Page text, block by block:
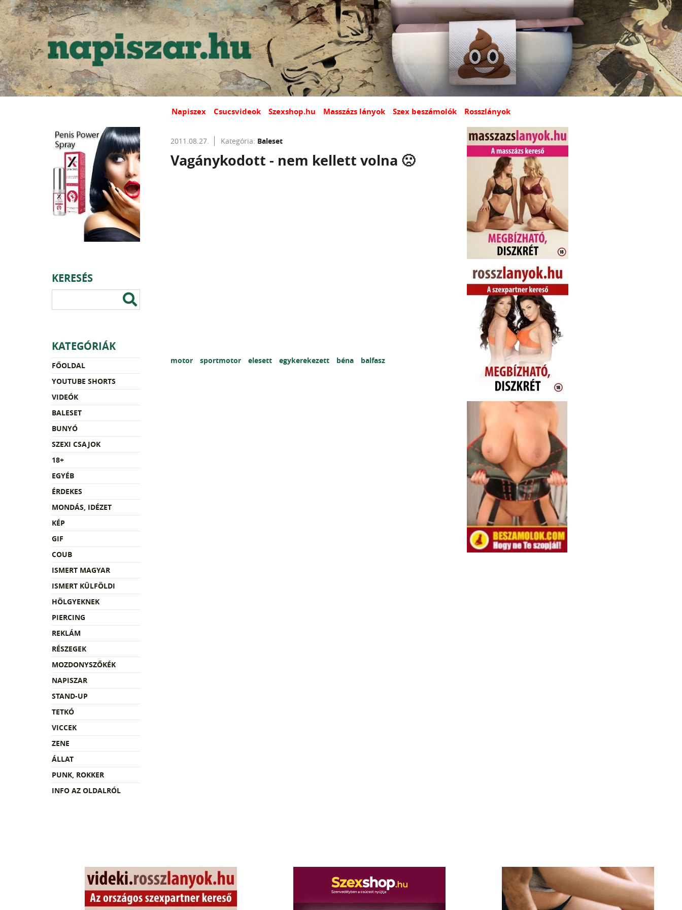
Napiszex Csucsvideok Szexshop.hu Masszázs lányok Szex beszámolók Rosszlányok
KERESÉS
KATEGÓRIÁK
FŐOLDAL
YOUTUBE SHORTS
VIDEÓK
BALESET
BUNYÓ
SZEXI CSAJOK
18+
EGYÉB
ÉRDEKES
MONDÁS, IDÉZET
KÉP
GIF
COUB
ISMERT MAGYAR
ISMERT KÜLFÖLDI
HÖLGYEKNEK
PIERCING
REKLÁM
RÉSZEGEK
MOZDONYSZŐKÉK
NAPISZAR
STAND-UP
TETKÓ
VICCEK
ZENE
ÁLLAT
PUNK, ROKKER
INFO AZ OLDALRÓL
2011.08.27. Kategória: Baleset
Vagánykodott - nem kellett volna 🙁
motor sportmotor elesett egykerekezett béna balfasz